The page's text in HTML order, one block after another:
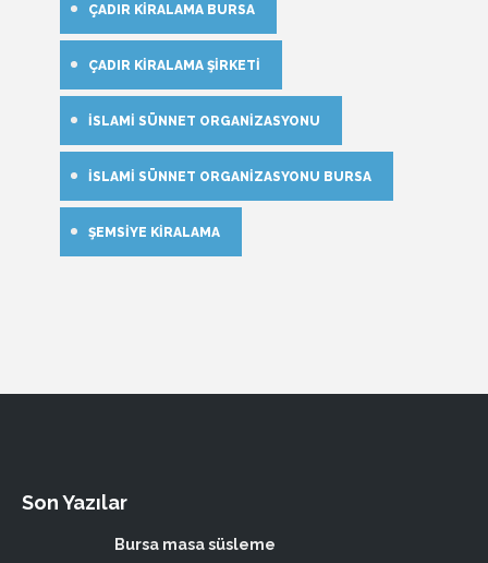
ÇADIR KIRALAMA BURSA
ÇADIR KIRALAMA ŞIRKETI
İSLAMI SÜNNET ORGANIZASYONU
İSLAMI SÜNNET ORGANIZASYONU BURSA
ŞEMSIYE KIRALAMA
Son Yazılar
Bursa masa süsleme